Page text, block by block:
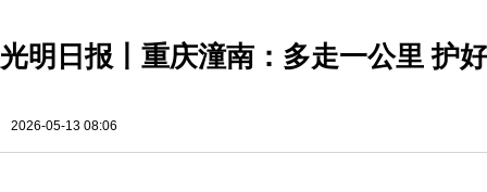
光明日报丨重庆潼南：多走一公里 护
2026-05-13 08:06